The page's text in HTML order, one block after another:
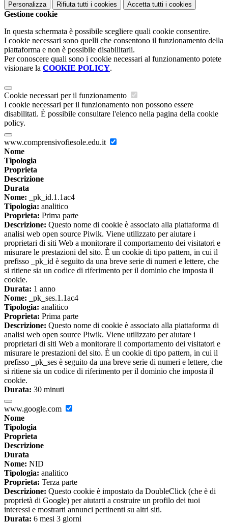
Personalizza Rifiuta tutti i cookies Accetta tutti i cookies
Gestione cookie
In questa schermata è possibile scegliere quali cookie consentire.
I cookie necessari sono quelli che consentono il funzionamento della
piattaforma e non è possibile disabilitarli.
Per conoscere quali sono i cookie necessari al funzionamento potete
visionare la COOKIE POLICY.
Cookie necessari per il funzionamento
I cookie necessari per il funzionamento non possono essere
disabilitati. È possibile consultare l'elenco nella pagina della cookie
policy.
www.comprensivofiesole.edu.it
Nome
Tipologia
Proprieta
Descrizione
Durata
Nome: _pk_id.1.1ac4
Tipologia: analitico
Proprieta: Prima parte
Descrizione: Questo nome di cookie è associato alla piattaforma di
analisi web open source Piwik. Viene utilizzato per aiutare i
proprietari di siti Web a monitorare il comportamento dei visitatori e
misurare le prestazioni del sito. È un cookie di tipo pattern, in cui il
prefisso _pk_id è seguito da una breve serie di numeri e lettere, che
si ritiene sia un codice di riferimento per il dominio che imposta il
cookie.
Durata: 1 anno
Nome: _pk_ses.1.1ac4
Tipologia: analitico
Proprieta: Prima parte
Descrizione: Questo nome di cookie è associato alla piattaforma di
analisi web open source Piwik. Viene utilizzato per aiutare i
proprietari di siti Web a monitorare il comportamento dei visitatori e
misurare le prestazioni del sito. È un cookie di tipo pattern, in cui il
prefisso _pk_ses è seguito da una breve serie di numeri e lettere, che
si ritiene sia un codice di riferimento per il dominio che imposta il
cookie.
Durata: 30 minuti
www.google.com
Nome
Tipologia
Proprieta
Descrizione
Durata
Nome: NID
Tipologia: analitico
Proprieta: Terza parte
Descrizione: Questo cookie è impostato da DoubleClick (che è di
proprietà di Google) per aiutarti a costruire un profilo dei tuoi
interessi e mostrarti annunci pertinenti su altri siti.
Durata: 6 mesi 3 giorni